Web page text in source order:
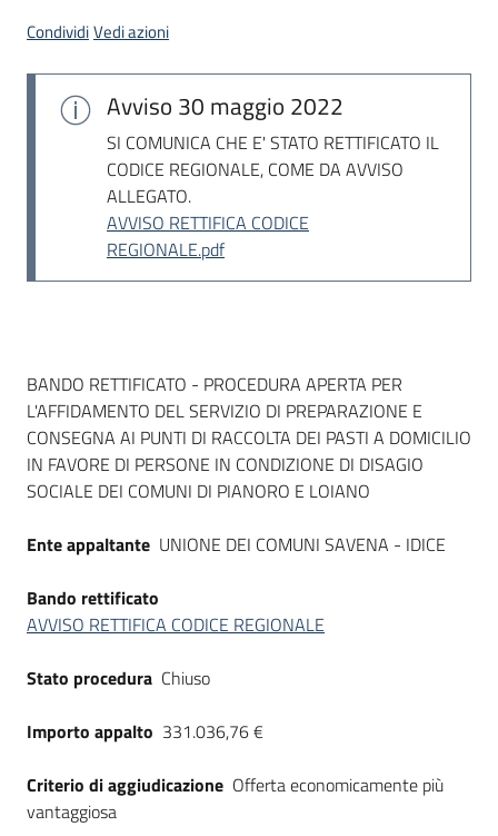
CondividiVedi azioni
Avviso 30 maggio 2022
SI COMUNICA CHE E' STATO RETTIFICATO IL
CODICE REGIONALE, COME DA AVVISO
ALLEGATO.
AVVISO RETTIFICA CODICE
REGIONALE.pdf
Dati del bando
BANDO RETTIFICATO - PROCEDURA APERTA PER
L'AFFIDAMENTO DEL SERVIZIO DI PREPARAZIONE E
CONSEGNA AI PUNTI DI RACCOLTA DEI PASTI A DOMICILIO
IN FAVORE DI PERSONE IN CONDIZIONE DI DISAGIO
SOCIALE DEI COMUNI DI PIANORO E LOIANO
Ente appaltante UNIONE DEI COMUNI SAVENA - IDICE
Bando rettificato
AVVISO RETTIFICA CODICE REGIONALE
Stato procedura Chiuso
Importo appalto 331.036,76 €
Criterio di aggiudicazione Offerta economicamente più
vantaggiosa